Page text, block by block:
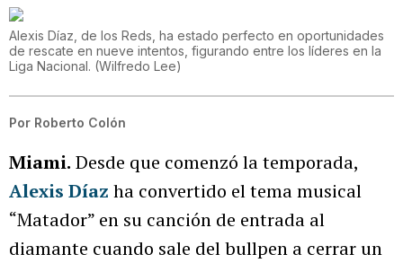
Alexis Díaz, de los Reds, ha estado perfecto en oportunidades
de rescate en nueve intentos, figurando entre los líderes en la
Liga Nacional. (Wilfredo Lee)
Por Roberto Colón
Miami. Desde que comenzó la temporada,
Alexis Díaz ha convertido el tema musical
“Matador” en su canción de entrada al
diamante cuando sale del bullpen a cerrar un